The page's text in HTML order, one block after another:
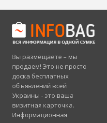
Вы размещаете – мы
продаем! Это не просто
доска бесплатных
объявлений всей
Украины - это ваша
визитная карточка.
Информационная